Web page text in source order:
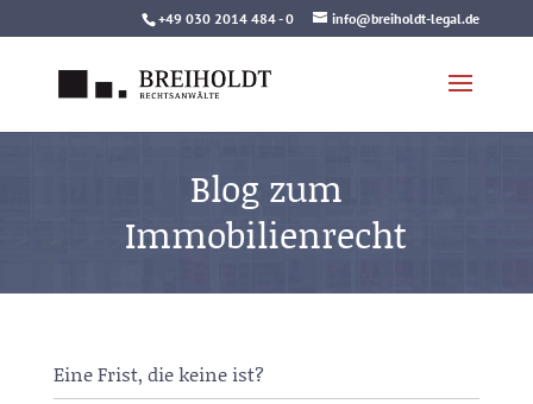
to
+49 030 2014 484 - 0 info@breiholdt-legal.de
Blog zum
Immobilienrecht
Eine Frist, die keine ist?